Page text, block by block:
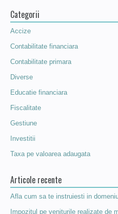
Categorii
Accize
Contabilitate financiara
Contabilitate primara
Diverse
Educatie financiara
Fiscalitate
Gestiune
Investitii
Taxa pe valoarea adaugata
Articole recente
Afla cum sa te instruiesti in
Impozitul pe veniturile realizate de